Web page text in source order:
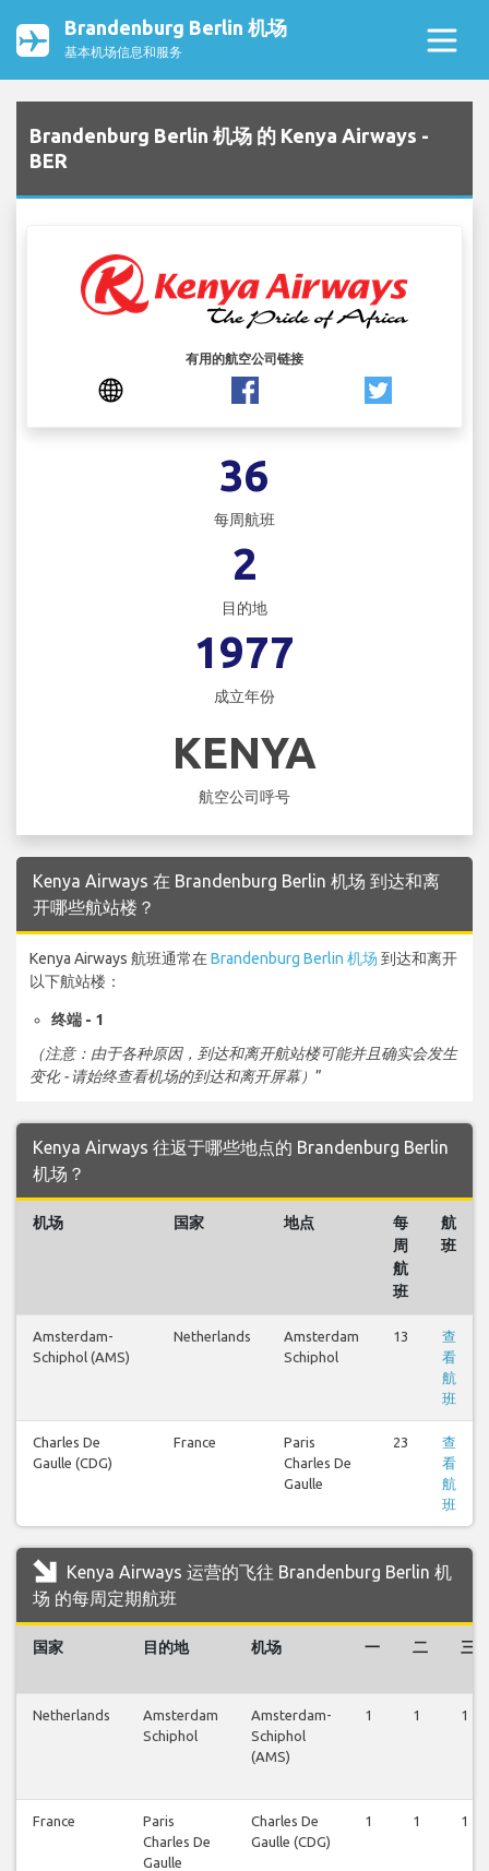
Brandenburg Berlin 机场
基本机场信息和服务
Brandenburg Berlin 机场 的 Kenya Airways -
BER
有用的航空公司链接
36
每周航班
2
目的地
1977
成立年份
KENYA
航空公司呼号
Kenya Airways 在 Brandenburg Berlin 机场 到达和离
开哪些航站楼？
Kenya Airways 航班通常在Brandenburg Berlin 机场 到达和离开
以下航站楼：
终端 - 1
（注意：由于各种原因，到达和离开航站楼可能并且确实会发生
变化 - 请始终查看机场的到达和离开屏幕） ”
Kenya Airways 往返于哪些地点的 Brandenburg Berlin
机场？
机场 国家 地点
每
周
航
班
航
班
Amsterdam-
Schiphol (AMS)
Netherlands
Amsterdam
Schiphol
13
查
看
航
班
Charles De
Gaulle (CDG)
France
Paris
Charles De
Gaulle
23
查
看
航
班
Kenya Airways 运营的飞往 Brandenburg Berlin 机
场 的每周定期航班
国家 目的地 机场 一 二 三
Netherlands
Amsterdam
Schiphol
Amsterdam-
Schiphol
(AMS)
1 1 1
France
Paris
Charles De
Gaulle
Charles De
Gaulle (CDG)
1 1 1